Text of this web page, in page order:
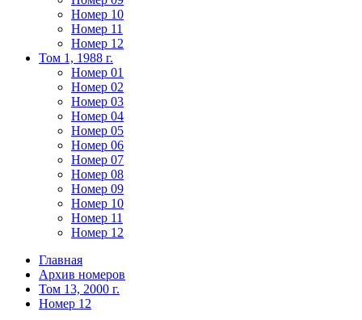
Номер 10
Номер 11
Номер 12
Том 1, 1988 г.
Номер 01
Номер 02
Номер 03
Номер 04
Номер 05
Номер 06
Номер 07
Номер 08
Номер 09
Номер 10
Номер 11
Номер 12
Главная
Архив номеров
Том 13, 2000 г.
Номер 12